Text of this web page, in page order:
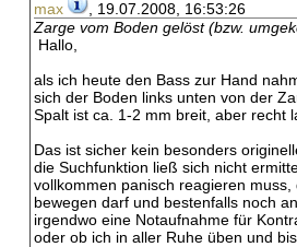
max
, 19.07.2008, 16:53:26
Zarge vom Boden gelöst (bzw.
Hallo,
als ich heute den Bass zur Hand
sich der Boden links unten von der
Spalt ist ca. 1-2 mm breit, aber recht
Das ist sicher kein besonders
die Suchfunktion ließ sich nicht
vollkommen panisch reagieren
bewegen darf und bestenfalls noch
irgendwo eine Notaufnahme für
oder ob ich in aller Ruhe üben und